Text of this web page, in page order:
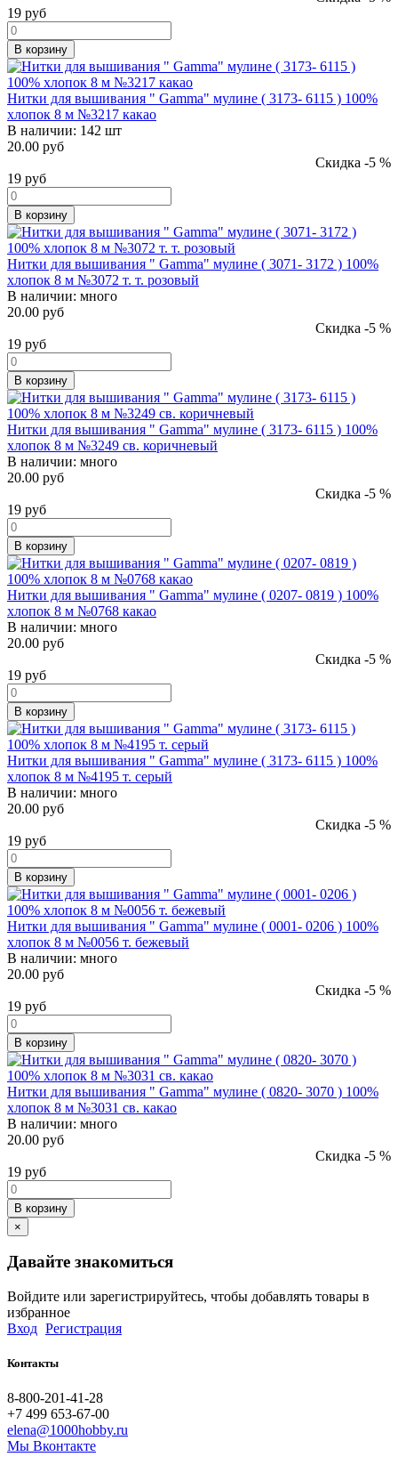
19 руб
В корзину
Нитки для вышивания " Gamma" мулине ( 3173- 6115 ) 100%
хлопок 8 м №3217 какао
В наличии: 142 шт
20.00 руб
Скидка -5 %
19 руб
В корзину
Нитки для вышивания " Gamma" мулине ( 3071- 3172 ) 100%
хлопок 8 м №3072 т. т. розовый
В наличии: много
20.00 руб
Скидка -5 %
19 руб
В корзину
Нитки для вышивания " Gamma" мулине ( 3173- 6115 ) 100%
хлопок 8 м №3249 св. коричневый
В наличии: много
20.00 руб
Скидка -5 %
19 руб
В корзину
Нитки для вышивания " Gamma" мулине ( 0207- 0819 ) 100%
хлопок 8 м №0768 какао
В наличии: много
20.00 руб
Скидка -5 %
19 руб
В корзину
Нитки для вышивания " Gamma" мулине ( 3173- 6115 ) 100%
хлопок 8 м №4195 т. серый
В наличии: много
20.00 руб
Скидка -5 %
19 руб
В корзину
Нитки для вышивания " Gamma" мулине ( 0001- 0206 ) 100%
хлопок 8 м №0056 т. бежевый
В наличии: много
20.00 руб
Скидка -5 %
19 руб
В корзину
Нитки для вышивания " Gamma" мулине ( 0820- 3070 ) 100%
хлопок 8 м №3031 св. какао
В наличии: много
20.00 руб
Скидка -5 %
19 руб
В корзину
×
Давайте знакомиться
Войдите или зарегистрируйтесь, чтобы добавлять товары в
избранное
Вход Регистрация
Контакты
8-800-201-41-28
+7 499 653-67-00
elena@1000hobby.ru
Мы Вконтакте